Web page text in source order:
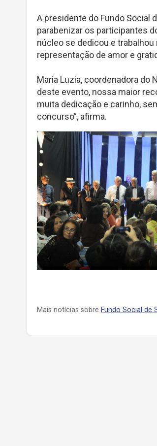
A presidente do Fundo Social
parabenizar os participantes
núcleo se dedicou e
representação de amor e
Maria Luzia, coordenadora do
deste evento, nossa maior
muita dedicação e carinho,
concurso”, afirma.
Mais notícias sobre Fundo Social de